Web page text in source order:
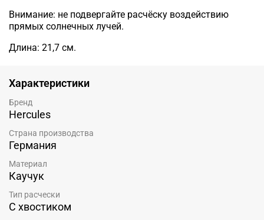
Внимание: не подвергайте расчёску воздействию
прямых солнечных лучей.
Длина: 21,7 см.
Характеристики
Бренд
Hercules
Страна производства
Германия
Материал
Каучук
Тип расчески
С хвостиком